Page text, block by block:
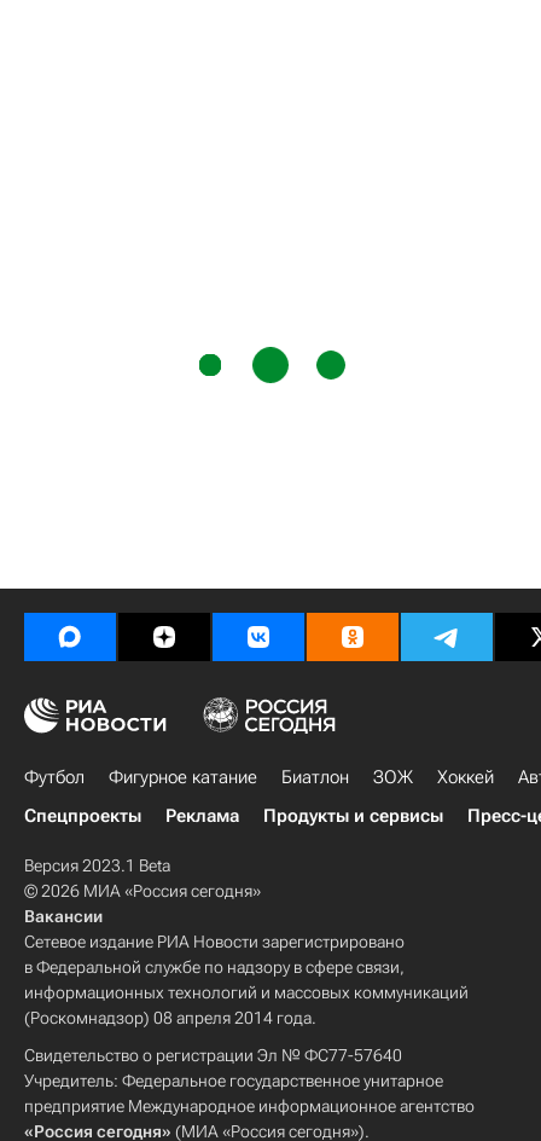
Футбол Фигурное катание Биатлон ЗОЖ Хоккей
Спецпроекты
Реклама Продукты и сервисы Пресс-
Версия 2023.1 Beta
© 2026 МИА «Россия сегодня»
Вакансии
Сетевое издание РИА Новости зарегистрировано
в Федеральной службе по надзору в сфере связи,
информационных технологий и массовых коммуникаций
(Роскомнадзор) 08 апреля 2014 года.
Свидетельство о регистрации Эл № ФС77-57640
Учредитель: Федеральное государственное унитарное
предприятие Международное информационное агентство
«Россия сегодня» (МИА «Россия сегодня»).